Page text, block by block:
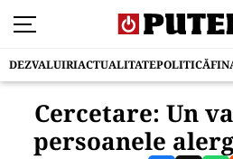
DEZVALUIRIACTUALITATEPOLITICĂ
Cercetare: Un
persoanele